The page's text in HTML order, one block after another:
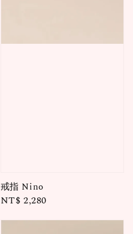
戒指 Nino
Regular
NT$ 2,280